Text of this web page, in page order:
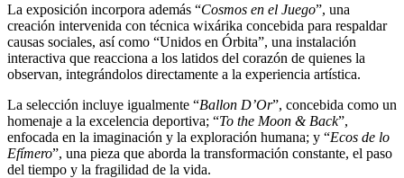
La exposición incorpora además “Cosmos en el Juego”, una
creación intervenida con técnica wixárika concebida para respaldar
causas sociales, así como “Unidos en Órbita”, una instalación
interactiva que reacciona a los latidos del corazón de quienes la
observan, integrándolos directamente a la experiencia artística.
La selección incluye igualmente “Ballon D’Or”, concebida como un
homenaje a la excelencia deportiva; “To the Moon & Back”,
enfocada en la imaginación y la exploración humana; y “Ecos de lo
Efímero”, una pieza que aborda la transformación constante, el paso
del tiempo y la fragilidad de la vida.